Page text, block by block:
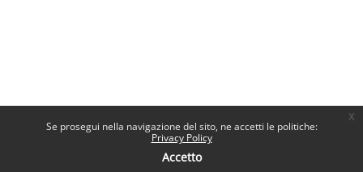
Se prosegui nella navigazione del sito, ne accetti le politiche:
Privacy Policy
Accetto
x